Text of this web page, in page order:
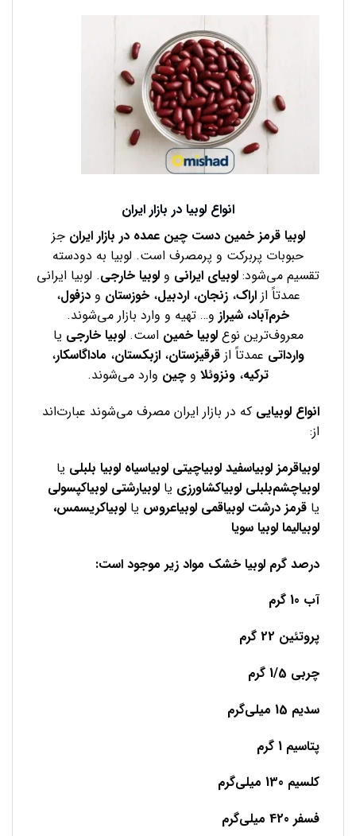
انواع لوبیا در بازار ایران
لوبیا قرمز خمین دست چین عمده در بازار ایرانجز
حبوبات پربرکت و پرمصرف است. لوبیا به دودسته
تقسیم می‌شود: لوبیای ایرانی و لوبیا خارجی. لوبیا ایرانی
عمدتاً ازاراک،زنجان،اردبیل،خوزستان ودزفول،
خرم‌آباد، شیراز و… تهیه و وارد بازار می‌شوند.
معروف‌ترین نوعلوبیا خمیناست.لوبیا خارجی یا
وارداتی عمدتاً از قرقیزستان، ازبکستان، ماداگاسکار،
ترکیه، ونزوئلا و چین وارد می‌شوند.
انواع لوبیایی که در بازار ایران مصرف می‌شوند عبارت‌اند
از:
لوبیاقرمز لوبیاسفید لوبیاچیتی لوبیاسیاه لوبیا بلبلی یا
لوبیاچشم‌بلبلی لوبیاکشاورزی یا لوبیارشتی لوبیاکپسولی
یا قرمز درشت لوبیاقمی لوبیاعروس یا لوبیاکریسمس،
لوبیالیما لوبیا سویا
درصد گرم لوبیا خشک مواد زیر موجود است:
آب 10 گرم
پروتئین 22 گرم
چربی 1/5 گرم
سدیم 15 میلی‌گرم
پتاسیم 1 گرم
کلسیم 130 میلی‌گرم
فسفر 420 میلی‌گرم